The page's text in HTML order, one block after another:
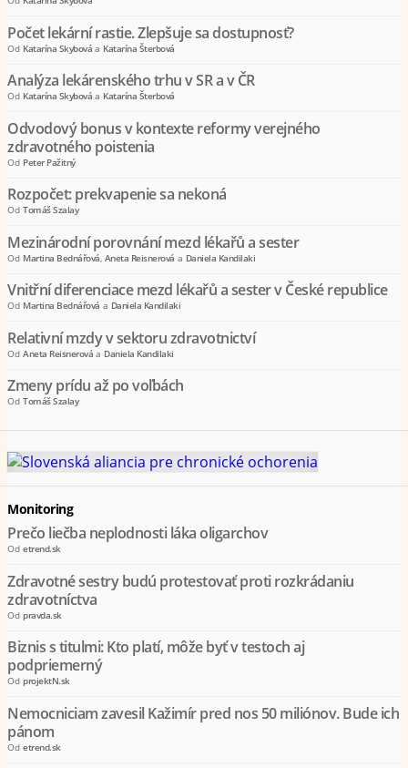
Počet lekární rastie. Zlepšuje sa dostupnosť?
Od Katarína Skybová a Katarína Šterbová
Analýza lekárenského trhu v SR a v ČR
Od Katarína Skybová a Katarína Šterbová
Odvodový bonus v kontexte reformy verejného
zdravotného poistenia
Od Peter Pažitný
Rozpočet: prekvapenie sa nekoná
Od Tomáš Szalay
Mezinárodní porovnání mezd lékařů a sester
Od Martina Bednářová Aneta Reisnerová a Daniela Kandilaki
Vnitřní diferenciace mezd lékařů a sester v České republice
Od Martina Bednářová a Daniela Kandilaki
Relativní mzdy v sektoru zdravotnictví
Od Aneta Reisnerová a Daniela Kandilaki
Zmeny prídu až po voľbách
Od Tomáš Szalay
Monitoring
Prečo liečba neplodnosti láka oligarchov
Od etrend.sk
Zdravotné sestry budú protestovať proti rozkrádaniu
zdravotníctva
Od pravda.sk
Biznis s titulmi: Kto platí, môže byť v testoch aj
podpriemerný
Od projektN.sk
Nemocniciam zavesil Kažimír pred nos 50 miliónov. Bude ich
pánom
Od etrend.sk